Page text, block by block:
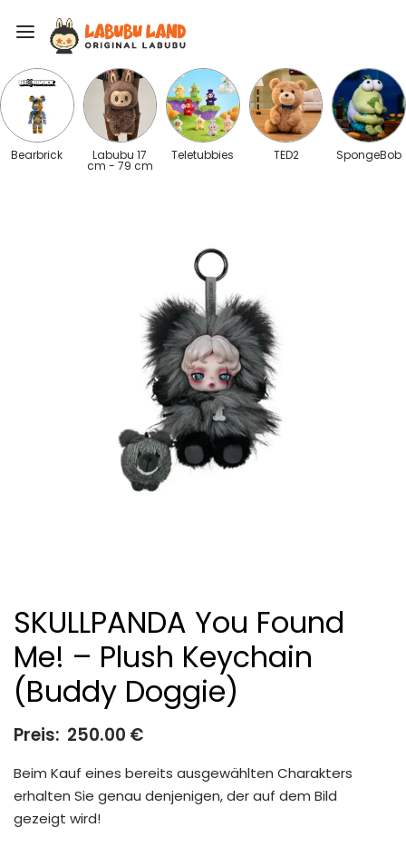
Bearbrick Labubu 17
cm - 79 cm
Teletubbies TED2 SpongeBob
SKULLPANDA You Found
Me! – Plush Keychain
(Buddy Doggie)
Preis: 250.00 €
Beim Kauf eines bereits ausgewählten Charakters
erhalten Sie genau denjenigen, der auf dem Bild
gezeigt wird!